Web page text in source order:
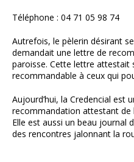
Téléphone : 04 71 05 98 74
Autrefois, le pèlerin désirant
demandait une lettre de
paroisse. Cette lettre attestait
recommandable à ceux qui
Aujourd’hui, la Credencial est
recommandation attestant de
Elle est aussi un beau journal
des rencontres jalonnant la